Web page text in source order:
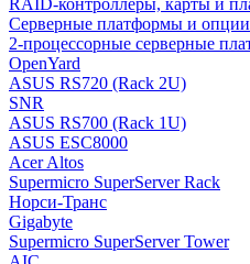
RAID-контроллеры, карты и
Серверные платформы и опции
2-процессорные серверные
OpenYard
ASUS RS720 (Rack 2U)
SNR
ASUS RS700 (Rack 1U)
ASUS ESC8000
Acer Altos
Supermicro SuperServer Rack
Норси-Транс
Gigabyte
Supermicro SuperServer Tower